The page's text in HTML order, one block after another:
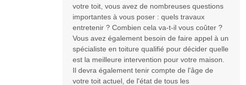
votre toit, vous avez de nombreuses questions
importantes à vous poser : quels travaux
entretenir ? Combien cela va-t-il vous coûter ?
Vous avez également besoin de faire appel à un
spécialiste en toiture qualifié pour décider quelle
est la meilleure intervention pour votre maison.
Il devra également tenir compte de l'âge de
votre toit actuel, de l'état de tous les